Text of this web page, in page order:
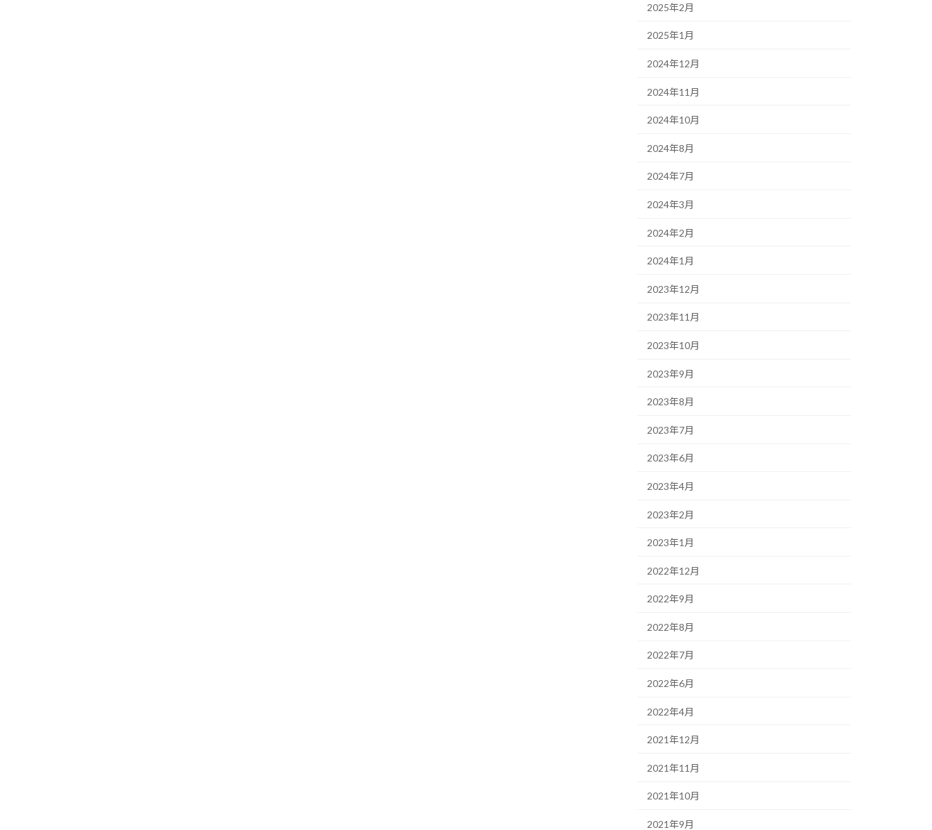
2025年2月
2025年1月
2024年12月
2024年11月
2024年10月
2024年8月
2024年7月
2024年3月
2024年2月
2024年1月
2023年12月
2023年11月
2023年10月
2023年9月
2023年8月
2023年7月
2023年6月
2023年4月
2023年2月
2023年1月
2022年12月
2022年9月
2022年8月
2022年7月
2022年6月
2022年4月
2021年12月
2021年11月
2021年10月
2021年9月